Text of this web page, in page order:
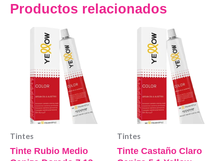
Productos relacionados
Tintes
Tinte Rubio Medio
Tintes
Tinte Castaño Claro